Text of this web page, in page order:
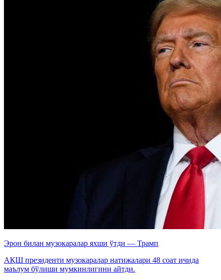
Эрон билан музокаралар яхши ўтди — Трамп
АҚШ президенти музокаралар натижалари 48 соат ичида
маълум бўлиши мумкинлигини айтди.